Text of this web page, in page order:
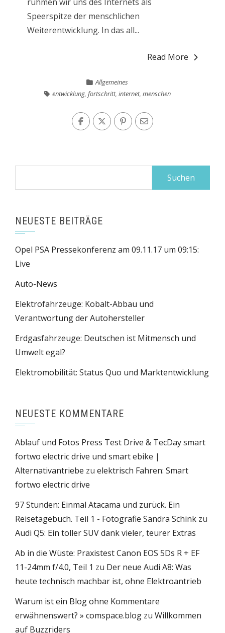
Speerspitze der menschlichen
Weiterentwicklung. In das all...
Read More
Allgemeines
entwicklung, fortschritt, internet, menschen
NEUESTE BEITRÄGE
Opel PSA Pressekonferenz am 09.11.17 um 09:15:
Live
Auto-News
Elektrofahrzeuge: Kobalt-Abbau und
Verantwortung der Autohersteller
Erdgasfahrzeuge: Deutschen ist Mitmensch und
Umwelt egal?
Elektromobilität: Status Quo und Marktentwicklung
NEUESTE KOMMENTARE
Ablauf und Fotos Press Test Drive & TecDay smart
fortwo electric drive und smart ebike |
Alternativantriebe zu elektrisch Fahren: Smart
fortwo electric drive
97 Stunden: Einmal Atacama und zurück. Ein
Reisetagebuch. Teil 1 - Fotografie Sandra Schink zu
Audi Q5: Ein toller SUV dank vieler, teurer Extras
Ab in die Wüste: Praxistest Canon EOS 5Ds R + EF
11-24mm f/4.0, Teil 1 zu Der neue Audi A8: Was
heute technisch machbar ist, ohne Elektroantrieb
Warum ist ein Blog ohne Kommentare
erwähnenswert? » comspace.blog zu Willkommen
auf Buzzriders